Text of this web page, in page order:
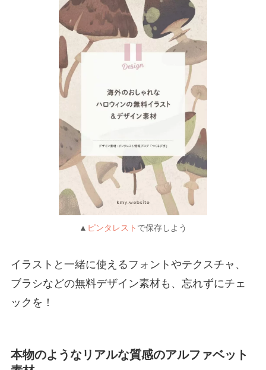
▲ ピンタレスト で保存しよう
イラストと一緒に使えるフォントやテクスチャ、
ブラシなどの無料デザイン素材も、忘れずにチェ
ックを！
本物のようなリアルな質感のアルファベット